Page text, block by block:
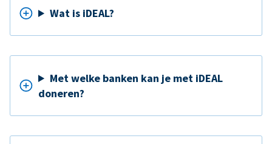
Wat is iDEAL?
Met welke banken kan je met iDEAL
doneren?